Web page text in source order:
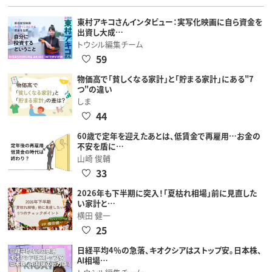
東村アキコさんインタビュー：実写化映画に自ら資金を
出資し大成…
トウシル編集チーム
59
物価高で「貧しくなる家計」と「貯まる家計」にある"7
つ"の違い
しま
44
60歳で定年を迎えたあとは、低賃金で再雇用…お金の
不安を盾に…
山崎 俊輔
33
2026年も下半期に突入！「夏枯れ相場」前に見直した
い家計と…
横田 健一
25
日経平均4％の急落、キオクシアはストップ安。日本株、
AI相場…